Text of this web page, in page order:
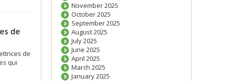
de
de
qui
November 2025
October 2025
September 2025
August 2025
July 2025
June 2025
April 2025
March 2025
January 2025